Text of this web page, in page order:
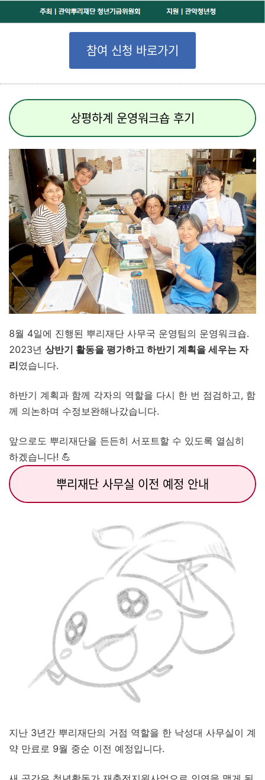
참여 신청 바로가기
상평하계 운영워크숍 후기
8월 4일에 진행된 뿌리재단 사무국 운영팀의 운영워크숍.
2023년 상반기 활동을 평가하고 하반기 계획을 세우는 자
리였습니다.
하반기 계획과 함께 각자의 역할을 다시 한 번 점검하고, 함
께 의논하며 수정보완해나갔습니다.
앞으로도 뿌리재단을 든든히 서포트할 수 있도록 열심히
하겠습니다! 💪
뿌리재단 사무실 이전 예정 안내
지난 3년간 뿌리재단의 거점 역할을 한 낙성대 사무실이 계
약 만료로 9월 중순 이전 예정입니다.